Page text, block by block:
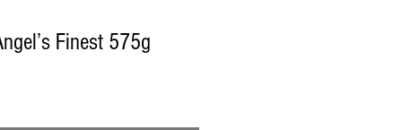
Finest 575g